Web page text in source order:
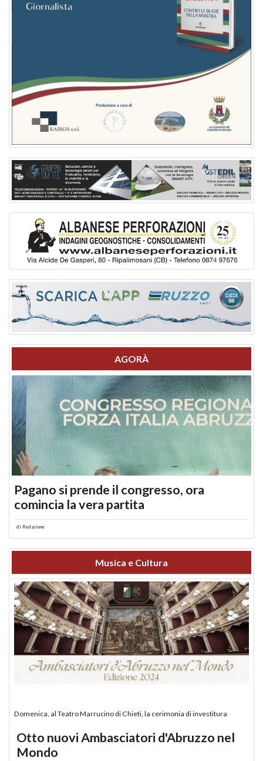
AGORÀ
Pagano si prende il congresso, ora
comincia la vera partita
di Redazione
Musica e Cultura
Domenica, al Teatro Marrucino di Chieti, la cerimonia di investitura
Otto nuovi Ambasciatori d'Abruzzo nel
Mondo